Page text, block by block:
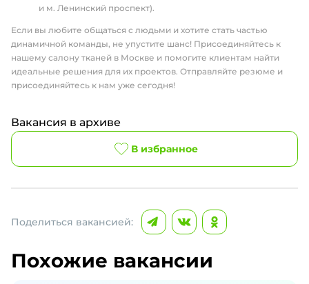
и м. Ленинский проспект).
Если вы любите общаться с людьми и хотите стать частью
динамичной команды, не упустите шанс! Присоединяйтесь к
нашему салону тканей в Москве и помогите клиентам найти
идеальные решения для их проектов. Отправляйте резюме и
присоединяйтесь к нам уже сегодня!
Вакансия в архиве
В избранное
Поделиться вакансией:
Похожие вакансии